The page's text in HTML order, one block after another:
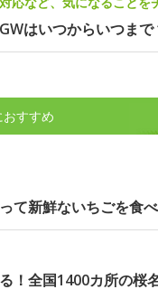
はいつからいつまで
すすめ
て新鮮ないちごを食
！全国1400カ所の桜